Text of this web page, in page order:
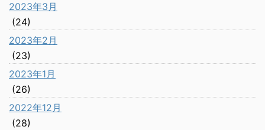
2023年3月
(24)
2023年2月
(23)
2023年1月
(26)
2022年12月
(28)